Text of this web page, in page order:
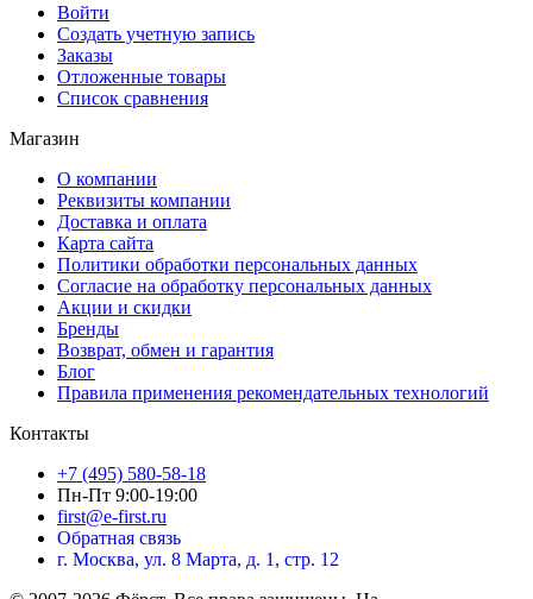
Войти
Создать учетную запись
Заказы
Отложенные товары
Список сравнения
Магазин
О компании
Реквизиты компании
Доставка и оплата
Карта сайта
Политики обработки персональных данных
Согласие на обработку персональных данных
Акции и скидки
Бренды
Возврат, обмен и гарантия
Блог
Правила применения рекомендательных технологий
Контакты
+7 (495) 580-58-18
Пн-Пт 9:00-19:00
first@e-first.ru
Обратная связь
г. Москва, ул. 8 Марта, д. 1, стр. 12